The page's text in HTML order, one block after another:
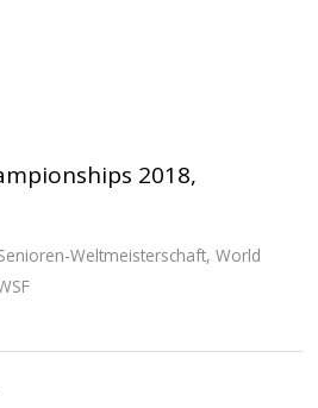
2018,
Weltmeisterschaft,World